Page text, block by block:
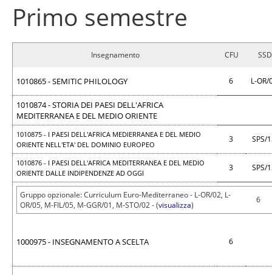
Primo semestre
Insegnamento CFU SSD
1010865 - SEMITIC PHILOLOGY 6 L-
1010874 - STORIA DEI PAESI DELL'AFRICA
MEDITERRANEA E DEL MEDIO ORIENTE
1010875 - I PAESI DELL'AFRICA MEDIERRANEA E DEL MEDIO
ORIENTE NELL'ETA' DEL DOMINIO EUROPEO
3 SPS/
1010876 - I PAESI DELL'AFRICA MEDITERRANEA E DEL MEDIO
ORIENTE DALLE INDIPENDENZE AD OGGI
3 SPS/
Gruppo opzionale: Curriculum Euro-Mediterraneo - L-OR/02, L-
OR/05, M-FIL/05, M-GGR/01, M-STO/02 - (visualizza)
6
1000975 - INSEGNAMENTO A SCELTA 6